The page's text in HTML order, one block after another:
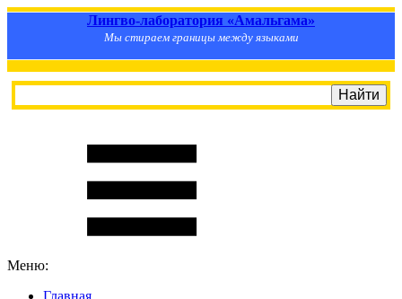
Лингво-лаборатория «Амальгама»
Мы стираем границы между языками
Меню:
Главная